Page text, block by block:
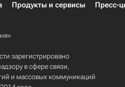
Продукты и сервисы Пресс-
зарегистрировано
в сфере связи,
и массовых коммуникаций